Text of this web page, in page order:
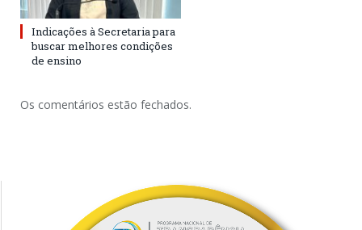
Indicações à Secretaria para
buscar melhores condições
de ensino
Os comentários estão fechados.